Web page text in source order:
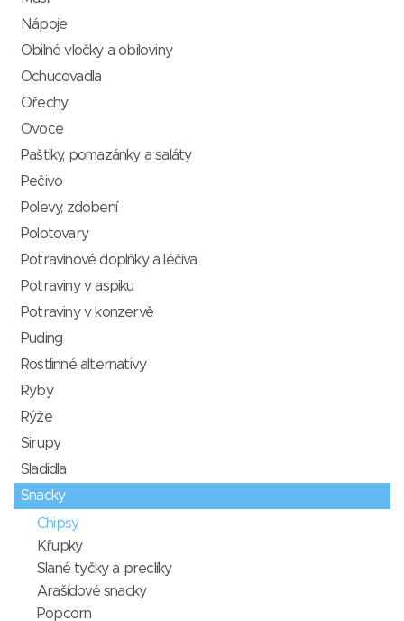
Nápoje
Obilné vločky a obiloviny
Ochucovadla
Ořechy
Ovoce
Paštiky, pomazánky a saláty
Pečivo
Polevy, zdobení
Polotovary
Potravinové doplňky a léčiva
Potraviny v aspiku
Potraviny v konzervě
Puding
Rostlinné alternativy
Ryby
Rýže
Sirupy
Sladidla
Snacky
Chipsy
Křupky
Slané tyčky a preclíky
Arašídové snacky
Popcorn